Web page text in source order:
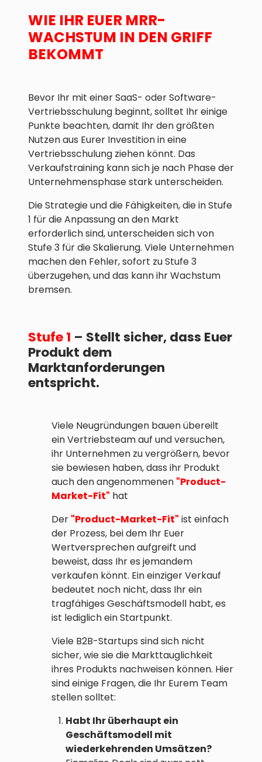
WIE IHR EUER MRR-
WACHSTUM IN DEN GRIFF
BEKOMMT
Bevor Ihr mit einer SaaS- oder Software-
Vertriebsschulung beginnt, solltet Ihr einige
Punkte beachten, damit Ihr den größten
Nutzen aus Eurer Investition in eine
Vertriebsschulung ziehen könnt. Das
Verkaufstraining kann sich je nach Phase der
Unternehmensphase stark unterscheiden.
Die Strategie und die Fähigkeiten, die in Stufe
1 für die Anpassung an den Markt
erforderlich sind, unterscheiden sich von
Stufe 3 für die Skalierung. Viele Unternehmen
machen den Fehler, sofort zu Stufe 3
überzugehen, und das kann ihr Wachstum
bremsen.
Stufe 1 – Stellt sicher, dass Euer
Produkt dem
Marktanforderungen
entspricht.
Viele Neugründungen bauen übereilt
ein Vertriebsteam auf und versuchen,
ihr Unternehmen zu vergrößern, bevor
sie bewiesen haben, dass ihr Produkt
auch den angenommenen "Product-
Market-Fit" hat
Der "Product-Market-Fit" ist einfach
der Prozess, bei dem Ihr Euer
Wertversprechen aufgreift und
beweist, dass Ihr es jemandem
verkaufen könnt. Ein einziger Verkauf
bedeutet noch nicht, dass Ihr ein
tragfähiges Geschäftsmodell habt, es
ist lediglich ein Startpunkt.
Viele B2B-Startups sind sich nicht
sicher, wie sie die Markttauglichkeit
ihres Produkts nachweisen können. Hier
sind einige Fragen, die Ihr Eurem Team
stellen solltet:
Habt Ihr überhaupt ein
Geschäftsmodell mit
wiederkehrenden Umsätzen?